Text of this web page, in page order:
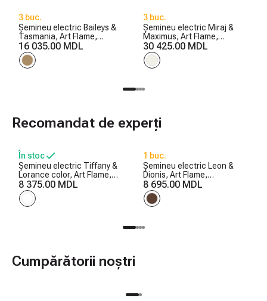
3 buc.
Șemineu electric Baileys &
Tasmania, Art Flame,
560x1700x270 mm, 1500W,
2 trepte de încălzire, 5
niveluri ale intensității
16 035.00 MDL
3 buc.
Șemineu electric Miraj &
Maximus, Art Flame,
1250x1500x350 mm,
1500W, 3 culori ale
flăcărilor, 5 niveluri ale
30 425.00 MDL
Recomandat de experți
În stoc
Șemineu electric Tiffany &
Lorance color, Art Flame,
850x1100x270 mm, 1500W,
3 culori ale flăcărilor, 2
trepte de încălzire, 5 niveluri
8 375.00 MDL
1 buc.
Șemineu electric Leon &
Dionis, Art Flame,
958x1096x280 mm, 1500W,
2 trepte de încălzire, 5
niveluri ale intensității
8 695.00 MDL
Cumpărătorii noștri